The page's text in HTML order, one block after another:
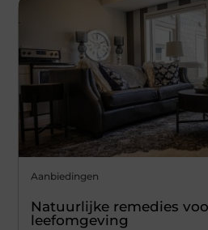
Aanbiedingen
Natuurlijke remedies
leefomgeving